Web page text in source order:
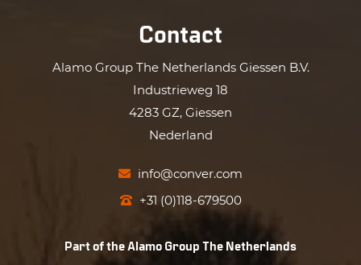
Contact
Alamo Group The Netherlands Giessen B.V.
Industrieweg 18
4283 GZ, Giessen
Nederland
info@conver.com
+31 (0)118-679500
Part of theAlamo Group The Netherlands